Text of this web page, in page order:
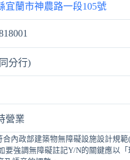
宜蘭市神農路一段105號
分行)
營業
內政部建築物無障礙設施設計規
要強調無障礙註記Y/N的關鍵應以